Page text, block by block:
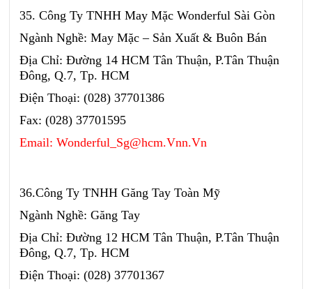
35. Công Ty TNHH May Mặc Wonderful Sài Gòn
Ngành Nghề: May Mặc – Sản Xuất & Buôn Bán
Địa Chỉ: Đường 14 HCM Tân Thuận, P.Tân Thuận
Đông, Q.7, Tp. HCM
Điện Thoại: (028) 37701386
Fax: (028) 37701595
Email: Wonderful_Sg@hcm.Vnn.Vn
36.Công Ty TNHH Găng Tay Toàn Mỹ
Ngành Nghề: Găng Tay
Địa Chỉ: Đường 12 HCM Tân Thuận, P.Tân Thuận
Đông, Q.7, Tp. HCM
Điện Thoại: (028) 37701367